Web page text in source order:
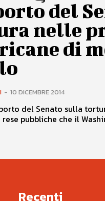
del
nelle
di
- 10 DICEMBRE 2014
del Senato sulla
rese pubbliche che il
Recenti